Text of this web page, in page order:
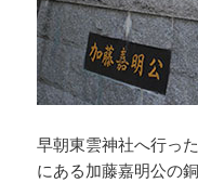
早朝東雲神社へ行っ
にある加藤嘉明公の銅